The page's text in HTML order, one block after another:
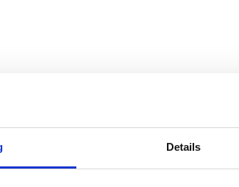
Details